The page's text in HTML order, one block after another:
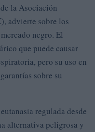
la Asociación
advierte sobre los
negro. El
que puede causar
pero su uso en
sobre su
regulada desde
alternativa peligrosa y